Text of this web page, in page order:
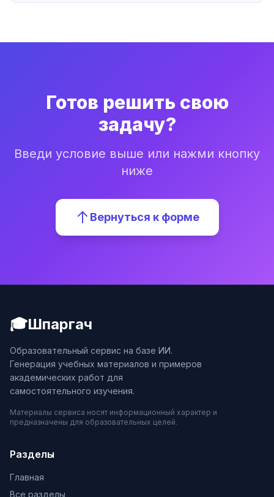
Готов решить свою
задачу?
Введи условие выше или нажми кнопку
ниже
Вернуться к форме
🎓Шпаргач
Образовательный сервис на базе ИИ.
Генерация учебных материалов и примеров
академических работ для
самостоятельного изучения.
Материалы сервиса носят информационный характер и
предназначены для образовательных целей.
Разделы
Главная
Все разделы